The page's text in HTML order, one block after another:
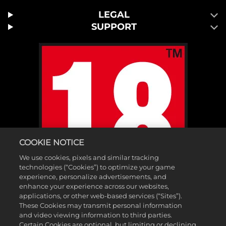
LEGAL
SUPPORT
COOKIE NOTICE
We use cookies, pixels and similar tracking
technologies (“Cookies”) to optimize your game
experience, personalize advertisements, and
enhance your experience across our websites,
applications, or other web-based services (“Sites”).
These Cookies may transmit personal information
and video viewing information to third parties.